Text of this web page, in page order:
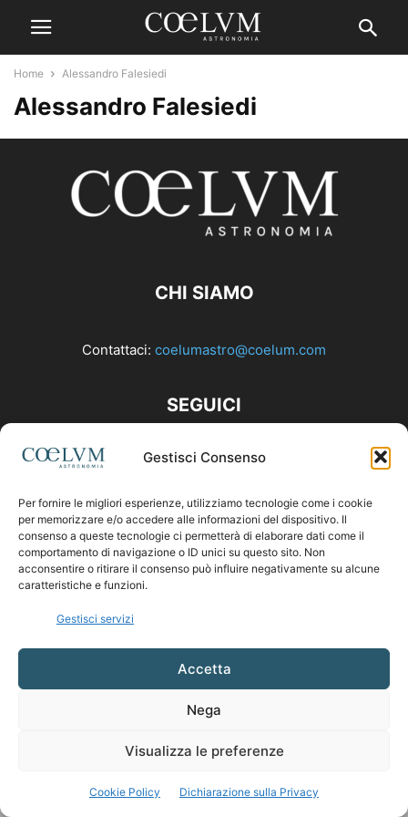
Gestisci Consenso
Per fornire le migliori esperienze, utilizziamo tecnologie come i cookie
per memorizzare e/o accedere alle informazioni del dispositivo. Il
consenso a queste tecnologie ci permetterà di elaborare dati come il
comportamento di navigazione o ID unici su questo sito. Non
acconsentire o ritirare il consenso può influire negativamente su alcune
caratteristiche e funzioni.
Gestisci servizi
Accetta
Nega
Visualizza le preferenze
Cookie Policy Dichiarazione sulla Privacy
Home Alessandro Falesiedi
Alessandro Falesiedi
CHI SIAMO
Contattaci: coelumastro@coelum.com
SEGUICI